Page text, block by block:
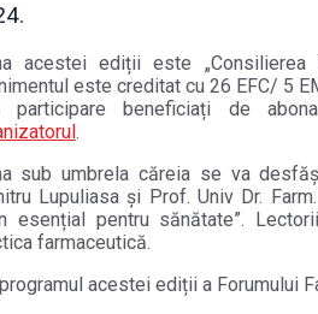
acestei ediții este
este creditat cu 26 EFC/ 5
participare beneficiați de
.
sub umbrela căreia se va
Lupuliasa și Prof. Univ Dr.
esențial pentru sănătate”.
farmaceutică.
acestei ediții a Forumului